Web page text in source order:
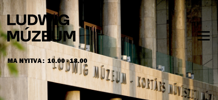
Ugrás
a
tartalomra
MA NYITVA: 10.00 - 18.00
NYITVATARTÁS ÉS JEGYÁRAK